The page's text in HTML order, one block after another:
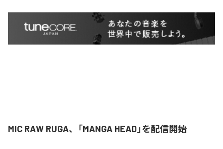
MIC RAW RUGA、「MANGA HEAD」を配信開始